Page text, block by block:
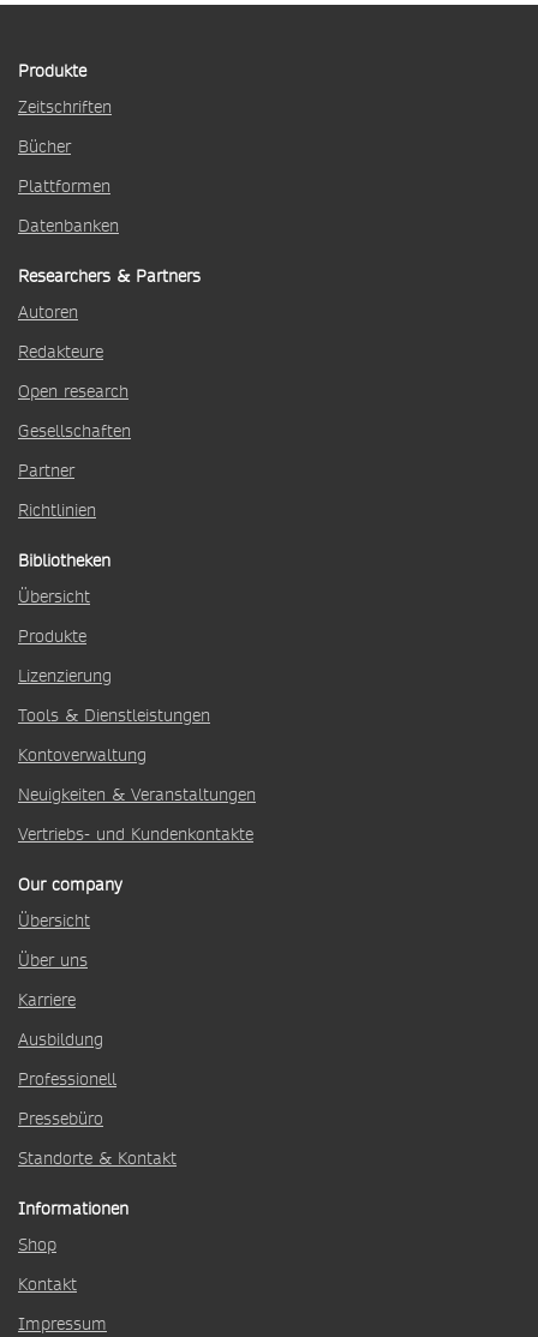
Produkte
Zeitschriften
Bücher
Plattformen
Datenbanken
Researchers & Partners
Autoren
Redakteure
Open research
Gesellschaften
Partner
Richtlinien
Bibliotheken
Übersicht
Produkte
Lizenzierung
Tools & Dienstleistungen
Kontoverwaltung
Neuigkeiten & Veranstaltungen
Vertriebs- und Kundenkontakte
Our company
Übersicht
Über uns
Karriere
Ausbildung
Professionell
Pressebüro
Standorte & Kontakt
Informationen
Shop
Kontakt
Impressum